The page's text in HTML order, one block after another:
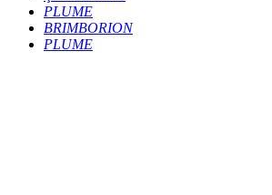
PLUME
BRIMBORION
PLUME